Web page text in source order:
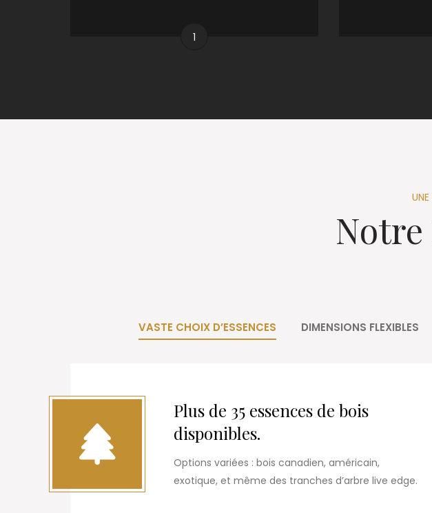
1
VASTE CHOIX D’ESSENCES DIMENSIONS FLEXIBLES
Plus de 35 essences de bois
disponibles.
Options variées : bois canadien, américain,
exotique, et même des tranches d’arbre live edge.